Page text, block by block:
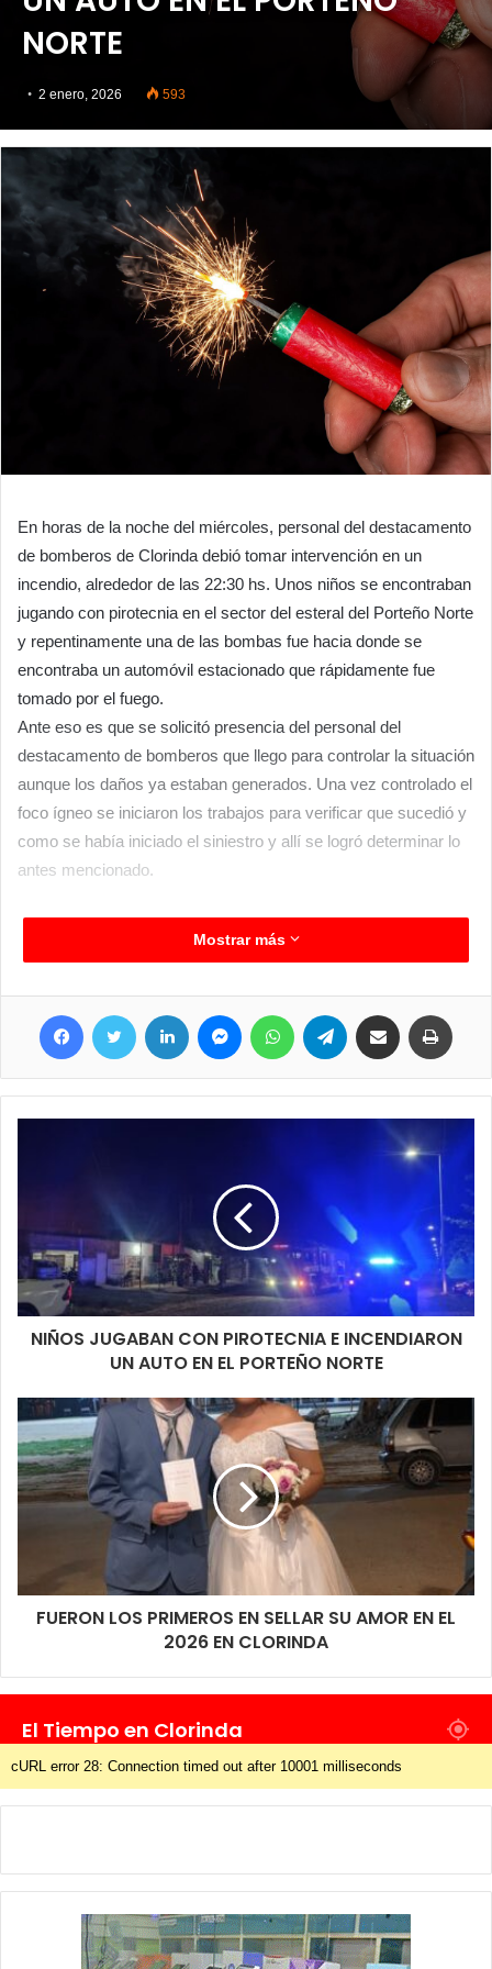
NORTE
2 enero, 2026 593
En horas de la noche del miércoles, personal del destacamento
de bomberos de Clorinda debió tomar intervención en un
incendio, alrededor de las 22:30 hs. Unos niños se encontraban
jugando con pirotecnia en el sector del esteral del Porteño Norte
y repentinamente una de las bombas fue hacia donde se
encontraba un automóvil estacionado que rápidamente fue
tomado por el fuego.
Ante eso es que se solicitó presencia del personal del
destacamento de bomberos que llego para controlar la situación
aunque los daños ya estaban generados. Una vez controlado el
foco ígneo se iniciaron los trabajos para verificar que sucedió y
como se había iniciado el siniestro y allí se logró determinar lo
antes mencionado.
Mostrar más
Facebook Twitter LinkedIn MessengerWhatsApp Telegram Compartir por correo electrónico
NIÑOS JUGABAN CON PIROTECNIA E INCENDIARON
UN AUTO EN EL PORTEÑO NORTE
FUERON LOS PRIMEROS EN SELLAR SU AMOR EN EL
2026 EN CLORINDA
El Tiempo en Clorinda
cURL error 28: Connection timed out after 10001 milliseconds